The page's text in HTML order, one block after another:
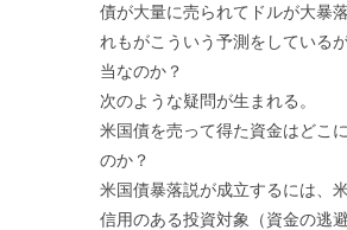
債が大量に売られてドルが大暴
れもがこういう予測をしている
当なのか？
次のような疑問が生まれる。
米国債を売って得た資金はどこ
のか？
米国債暴落説が成立するには、
信用のある投資対象（資金の逃